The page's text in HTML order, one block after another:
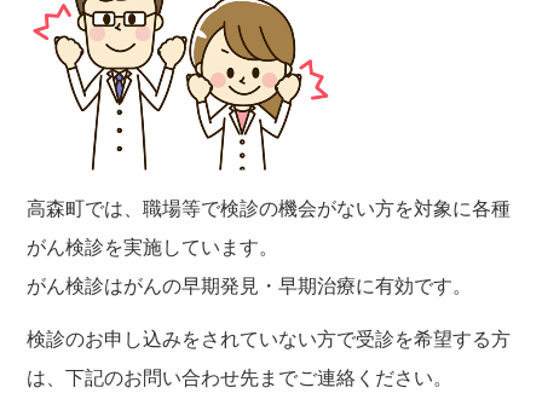
高森町では、職場等で検診の機会がない方を対象に各種
がん検診を実施しています。
がん検診はがんの早期発見・早期治療に有効です。
検診のお申し込みをされていない方で受診を希望する方
は、下記のお問い合わせ先までご連絡ください。